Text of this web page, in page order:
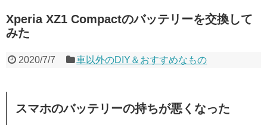
Xperia XZ1 Compactのバッテリーを交換して
みた
2020/7/7 車以外のDIY＆おすすめなもの
スマホのバッテリーの持ちが悪くなった